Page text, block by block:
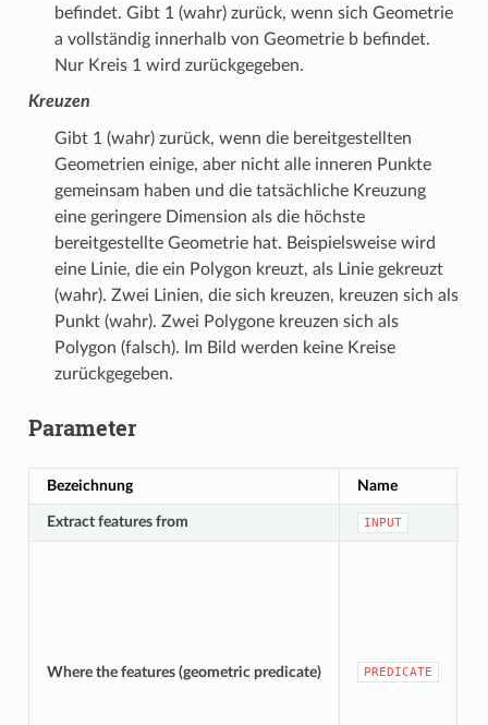
befindet. Gibt 1 (wahr) zurück, wenn sich Geometrie
a vollständig innerhalb von Geometrie b befindet.
Nur Kreis 1 wird zurückgegeben.
Kreuzen
Gibt 1 (wahr) zurück, wenn die bereitgestellten
Geometrien einige, aber nicht alle inneren Punkte
gemeinsam haben und die tatsächliche Kreuzung
eine geringere Dimension als die höchste
bereitgestellte Geometrie hat. Beispielsweise wird
eine Linie, die ein Polygon kreuzt, als Linie gekreuzt
(wahr). Zwei Linien, die sich kreuzen, kreuzen sich als
Punkt (wahr). Zwei Polygone kreuzen sich als
Polygon (falsch). Im Bild werden keine Kreise
zurückgegeben.
Parameter
Bezeichnung Name
Extract features from INPUT
Where the features (geometric predicate) PREDICATE